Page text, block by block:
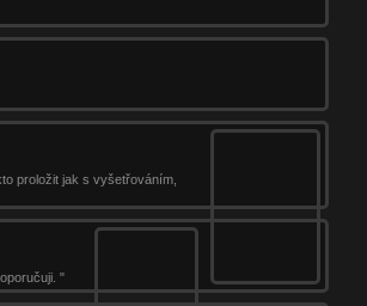
proložit jak s vyšetřováním,
"